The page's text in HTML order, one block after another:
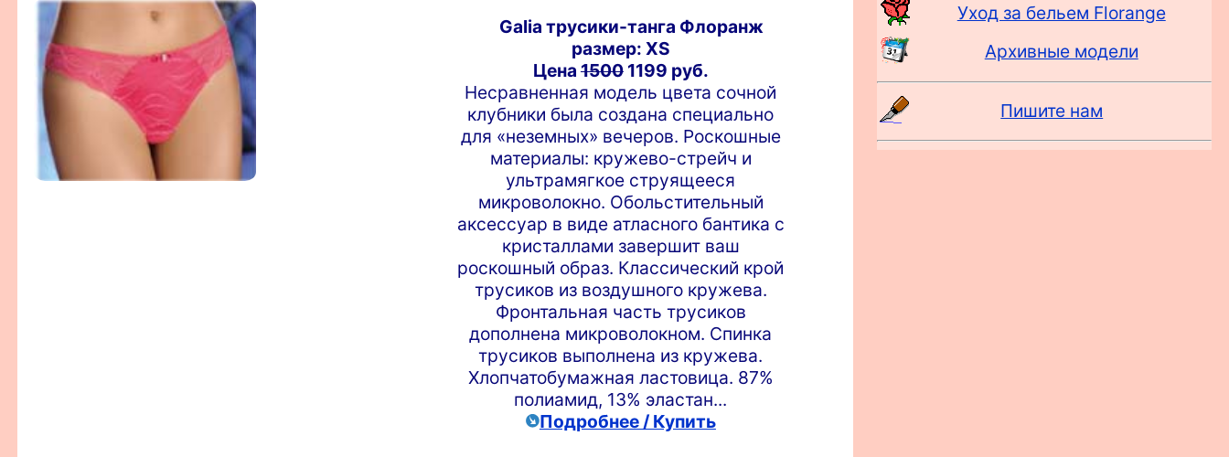
Galia трусики-танга Флоранж
размер: XS
Цена 15001199 руб.
Несравненная модель цвета сочной
клубники была создана специально
для «неземных» вечеров. Роскошные
материалы: кружево-стрейч и
ультрамягкое струящееся
микроволокно. Обольстительный
аксессуар в виде атласного бантика с
кристаллами завершит ваш
роскошный образ. Классический крой
трусиков из воздушного кружева.
Фронтальная часть трусиков
дополнена микроволокном. Спинка
трусиков выполнена из кружева.
Хлопчатобумажная ластовица. 87%
полиамид, 13% эластан...
Подробнее / Купить
Уход за бельем Florange
Архивные модели
Пишите нам